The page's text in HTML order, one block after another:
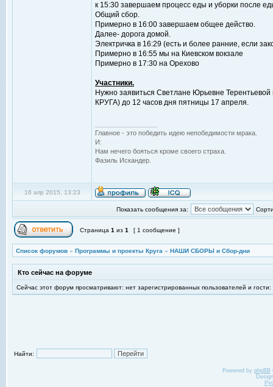
к 15:30 завершаем процесс еды и уборки после
Общий сбор.
Примерно в 16:00 завершаем общее действо.
Далее- дорога домой.
Электричка в 16:29 (есть и более ранние, если
Примерно в 16:55 мы на Киевском вокзале
Примерно в 17:30 на Орехово
Участники.
Нужно заявиться Светлане Юрьевне
КРУГА) до 12 часов дня пятницы 17 апреля.
Главное - это победить идею непобедимости мрака.
И:
Нам нечего бояться кроме своего страха.
Фазиль Искандер.
16 апр 2015, 13:23
Показать сообщения за:
Страница 1 из 1 [ 1 сообщение ]
Список форумов » Программы и проекты Круга » НАШИ СБОРЫ и Сбор-дни
Кто сейчас на форуме
Сейчас этот форум просматривают: нет зарегистрированных пользователей и гости:
Найти:
Powered by phpBB